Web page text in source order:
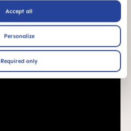
Accept all
Personalize
Required only